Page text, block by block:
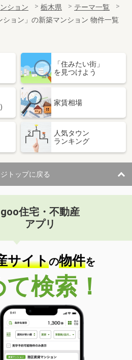
ション 栃木県
テーマ一覧
ション」の新築マンション 物件一覧
「住みたい街」
を見つけよう
家賃相場
人気タウン
ランキング
トップに戻る
goo住宅・不動産
アプリ
サイトの物件を
検索！